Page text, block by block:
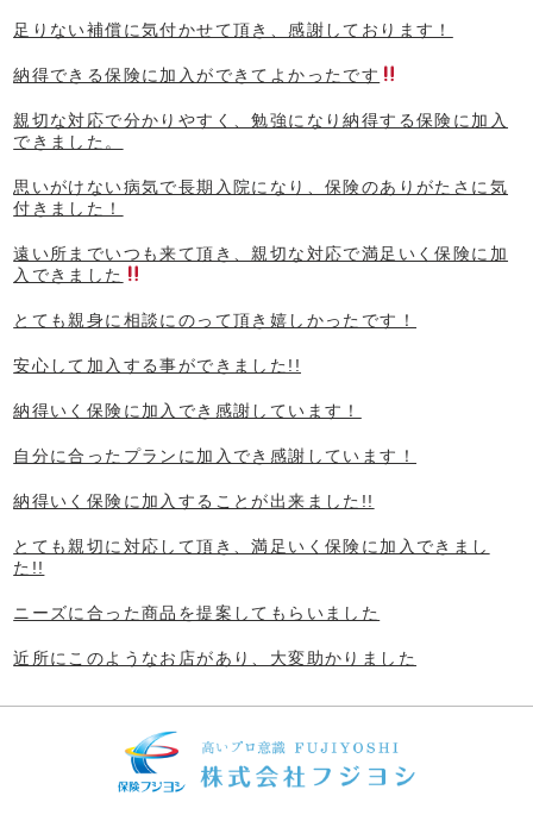
足りない補償に気付かせて頂き、感謝しております！
納得できる保険に加入ができてよかったです
親切な対応で分かりやすく、勉強になり納得する保険に加入
できました。
思いがけない病気で長期入院になり、保険のありがたさに気
付きました！
遠い所までいつも来て頂き、親切な対応で満足いく保険に加
入できました
とても親身に相談にのって頂き嬉しかったです！
安心して加入する事ができました!!
納得いく保険に加入でき感謝しています！
自分に合ったプランに加入でき感謝しています！
納得いく保険に加入することが出来ました!!
とても親切に対応して頂き、満足いく保険に加入できまし
た!!
ニーズに合った商品を提案してもらいました
近所にこのようなお店があり、大変助かりました